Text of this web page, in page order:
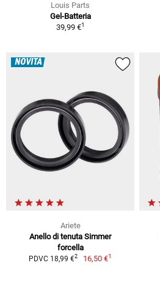
Louis Parts
Gel-Batteria
39,99 €1
NOVITÀ
Ariete
Anello di tenuta Simmer
forcella
PDVC 18,99 €2 16,50 €1